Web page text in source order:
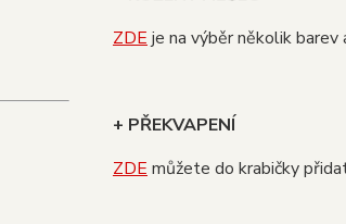
ZDE je na výběr několik barev
+ PŘEKVAPENÍ
ZDE můžete do krabičky